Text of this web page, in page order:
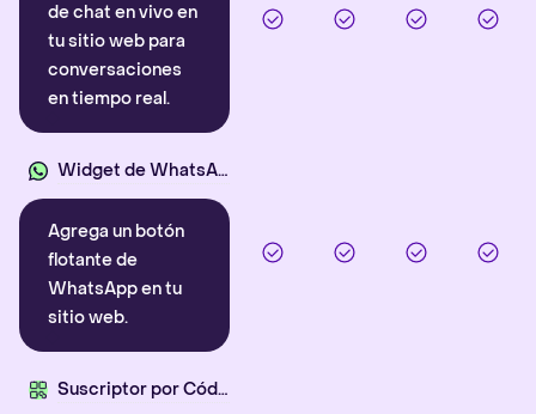
de chat en vivo en
tu sitio web para
conversaciones
en tiempo real.
Widget de WhatsApp
Agrega un botón
flotante de
WhatsApp en tu
sitio web.
Suscriptor por Código QR